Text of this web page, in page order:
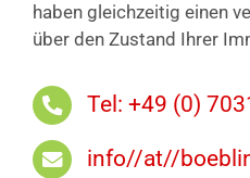
haben gleichzeitig einen
über den Zustand Ihrer
Tel: +49 (0)
info//at//